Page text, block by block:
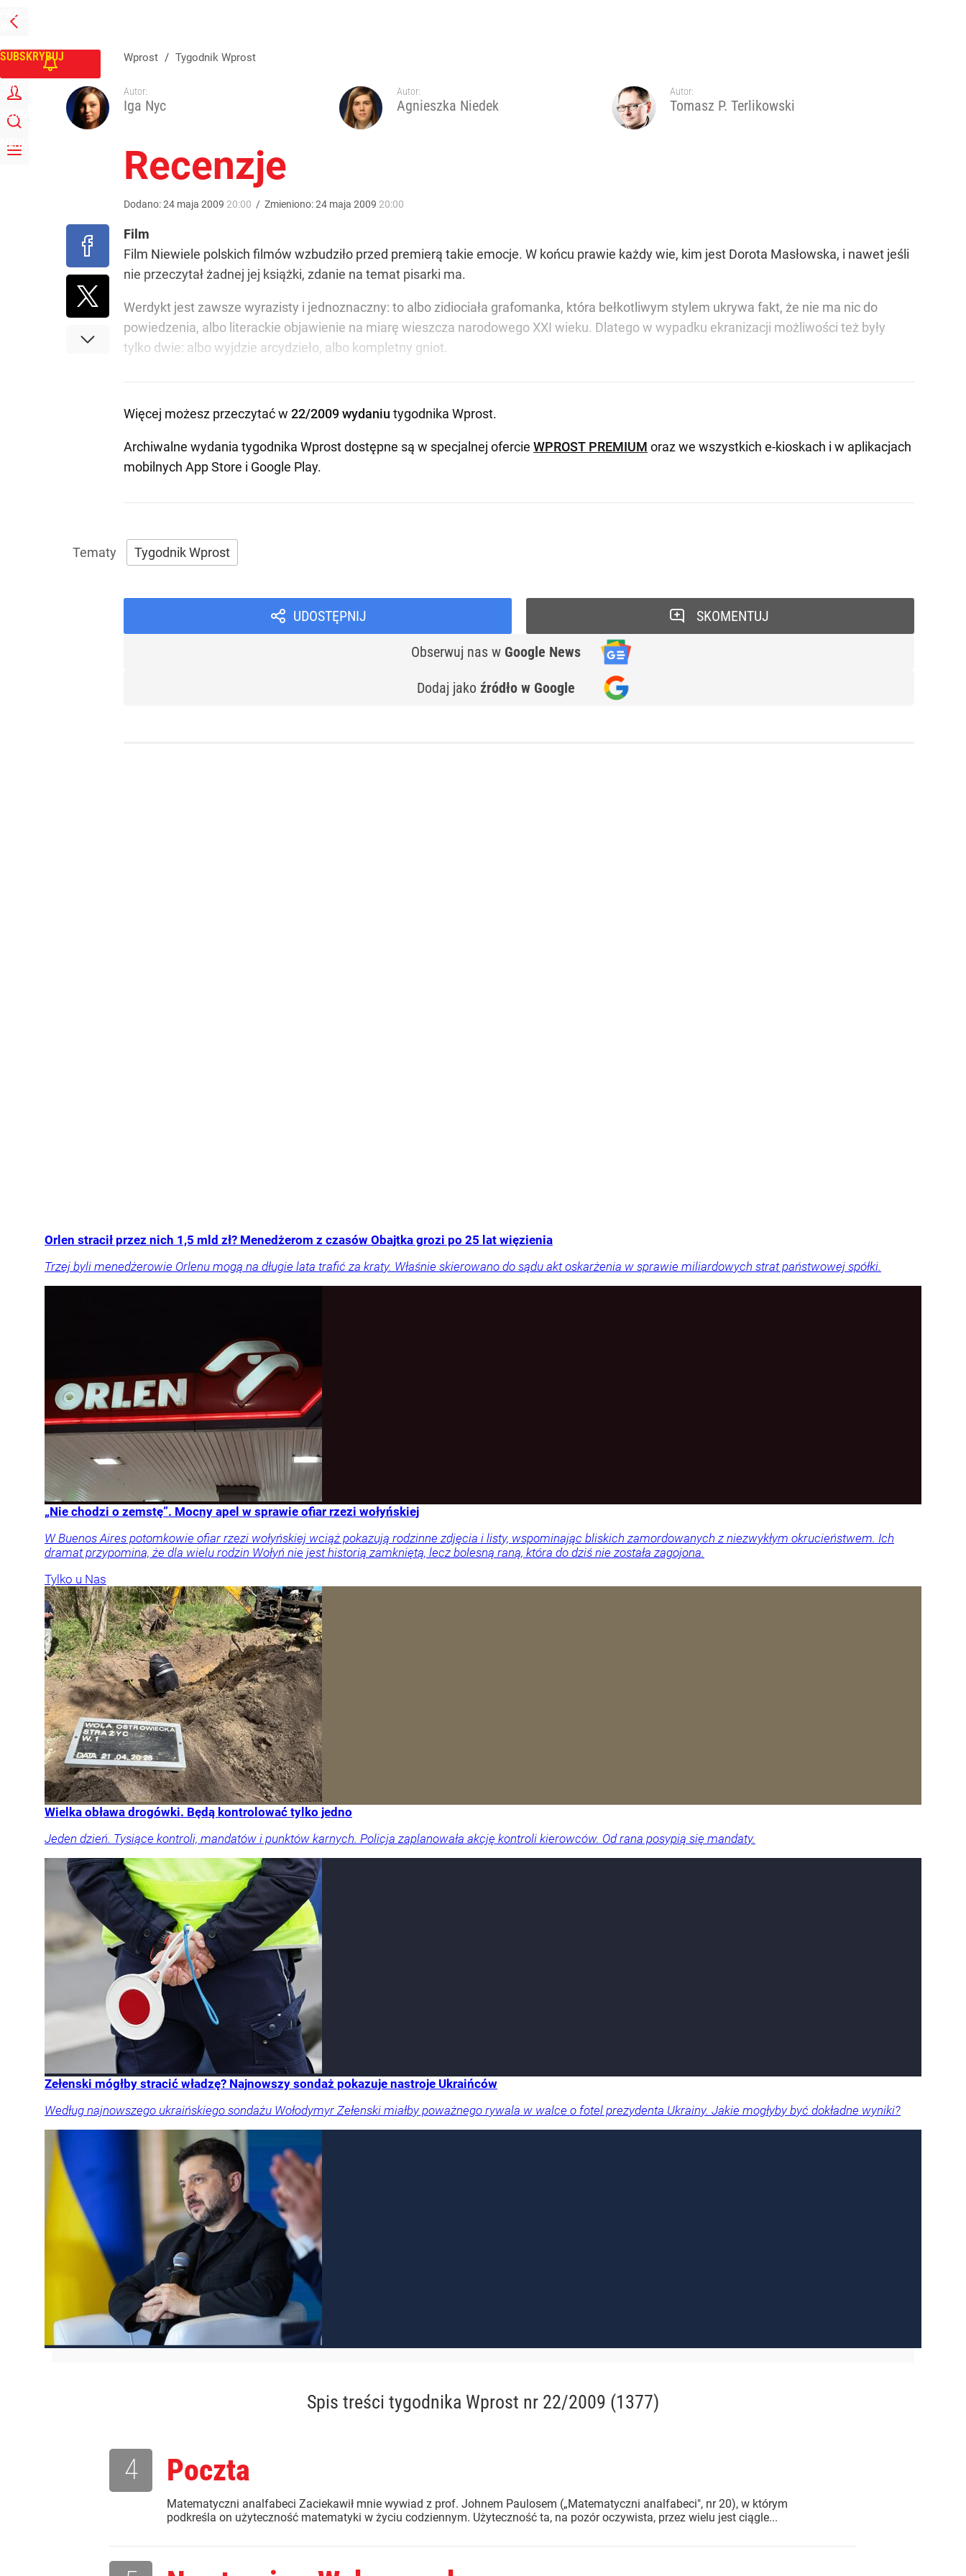
PRZEJDŹ
NA
GŁÓWNĄ
SUBSKRYBUJ
ZALOGUJ
SZUKAJ
MENU
Wprost / Tygodnik Wprost
Autor:
Iga Nyc
Autor:
Agnieszka Niedek
Autor:
Tomasz P. Terlikowski
Recenzje
Dodano:24 maja 2009 20:00 / Zmieniono:24 maja 2009 20:00
Film
Film Niewiele polskich filmów wzbudziło przed premierą takie emocje. W końcu prawie każdy wie, kim jest Dorota Masłowska, i nawet jeśli
nie przeczytał żadnej jej książki, zdanie na temat pisarki ma.
Werdykt jest zawsze wyrazisty i jednoznaczny: to albo zidiociała grafomanka, która bełkotliwym stylem ukrywa fakt, że nie ma nic do
powiedzenia, albo literackie objawienie na miarę wieszcza narodowego XXI wieku. Dlatego w wypadku ekranizacji możliwości też były
tylko dwie: albo wyjdzie arcydzieło, albo kompletny gniot.
Więcej możesz przeczytać w 22/2009 wydaniu tygodnika Wprost.
Archiwalne wydania tygodnika Wprost dostępne są w specjalnej ofercie WPROST PREMIUM oraz we wszystkich e-kioskach i w aplikacjach
mobilnych App Store i Google Play.
Tygodnik Wprost
UDOSTĘPNIJ
Obserwuj nas w Google News
Dodaj jako źródło w Google
SKOMENTUJ
Orlen stracił przez nich 1,5 mld zł? Menedżerom z czasów Obajtka grozi po 25 lat więzienia
Trzej byli menedżerowie Orlenu mogą na długie lata trafić za kraty. Właśnie skierowano do sądu akt oskarżenia w sprawie miliardowych strat państwowej spółki.
„Nie chodzi o zemstę”. Mocny apel w sprawie ofiar rzezi wołyńskiej
W Buenos Aires potomkowie ofiar rzezi wołyńskiej wciąż pokazują rodzinne zdjęcia i listy, wspominając bliskich zamordowanych z niezwykłym okrucieństwem. Ich
dramat przypomina, że dla wielu rodzin Wołyń nie jest historią zamkniętą, lecz bolesną raną, która do dziś nie została zagojona.
Tylko u Nas
Wielka obława drogówki. Będą kontrolować tylko jedno
Jeden dzień. Tysiące kontroli, mandatów i punktów karnych. Policja zaplanowała akcję kontroli kierowców. Od rana posypią się mandaty.
Zełenski mógłby stracić władzę? Najnowszy sondaż pokazuje nastroje Ukraińców
Według najnowszego ukraińskiego sondażu Wołodymyr Zełenski miałby poważnego rywala w walce o fotel prezydenta Ukrainy. Jakie mogłyby być dokładne wyniki?
Spis treści tygodnika Wprost nr 22/2009 (1377)
Poczta
Matematyczni analfabeci Zaciekawił mnie wywiad z prof. Johnem Paulosem („Matematyczni analfabeci", nr 20), w którym
podkreśla on użyteczność matematyki w życiu codziennym. Użyteczność ta, na pozór oczywista, przez wielu jest ciągle...
4